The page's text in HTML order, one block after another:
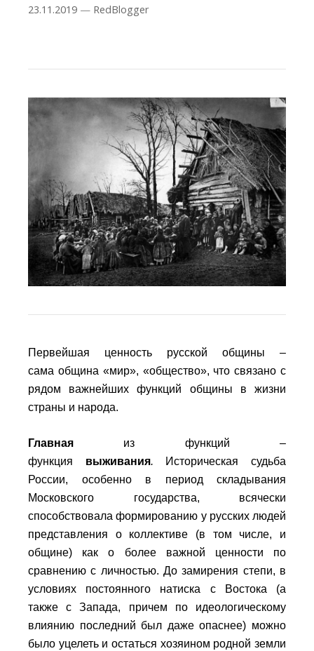
23.11.2019 — RedBlogger
Первейшая ценность русской общины –
сама община «мир», «общество», чтосвязано с
рядом важнейших функций общины в жизни
страны и народа.
Главная из функций –
функция выживания. Историческая судьба
России, особенно в период складывания
Московского государства, всячески
способствовала формированию у русских людей
представления о коллективе (в том числе, и
общине) как о более важной ценности по
сравнению с личностью. До замирения степи, в
условиях постоянного натиска с Востока (а
также с Запада, причем по идеологическому
влиянию последний был даже опаснее) можно
было уцелеть и остаться хозяином родной земли